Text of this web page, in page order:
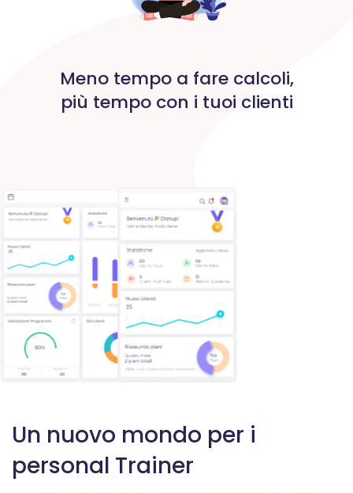
Meno tempo a fare calcoli,
più tempo con i tuoi clienti
Un nuovo mondo per i
personal Trainer